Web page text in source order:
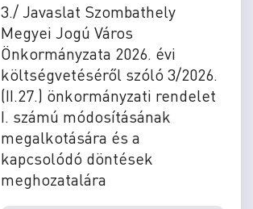
3./ Javaslat Szombathely
Megyei Jogú Város
Önkormányzata 2026. évi
költségvetéséről szóló 3/2026.
(II.27.) önkormányzati rendelet
I. számú módosításának
megalkotására és a
kapcsolódó döntések
meghozatalára